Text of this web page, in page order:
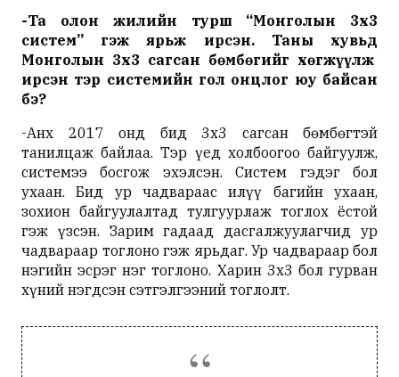
-Та олон жилийн турш “Монголын 3х3
систем” гэж ярьж ирсэн. Таны хувьд
Монголын 3х3 сагсан бөмбөгийг хөгжүүлж
ирсэн тэр системийн гол онцлог юу байсан
бэ?
-Анх 2017 онд бид 3х3 сагсан бөмбөгтэй
танилцаж байлаа. Тэр үед холбоогоо байгуулж,
системээ босгож эхэлсэн. Систем гэдэг бол
ухаан. Бид ур чадвараас илүү багийн ухаан,
зохион байгуулалтад тулгуурлаж тоглох ёстой
гэж үзсэн. Зарим гадаад дасгалжуулагчид ур
чадвараар тоглоно гэж ярьдаг. Ур чадвараар бол
нэгийн эсрэг нэг тоглоно. Харин 3х3 бол гурван
хүний нэгдсэн сэтгэлгээний тоглолт.